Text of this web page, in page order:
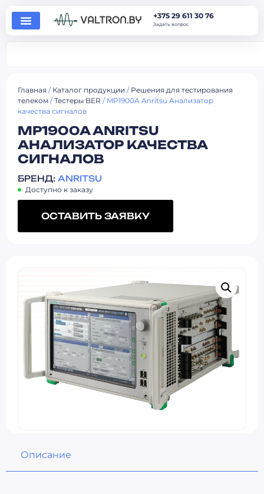
+375 29 611 30 76
Задать вопрос
Главная / Каталог продукции / Решения для тестирования
телеком /Тестеры BER / MP1900A Anritsu Анализатор
качества сигналов
MP1900A ANRITSU
АНАЛИЗАТОР КАЧЕСТВА
СИГНАЛОВ
БРЕНД: ANRITSU
Доступно к заказу
ОСТАВИТЬ ЗАЯВКУ
Описание